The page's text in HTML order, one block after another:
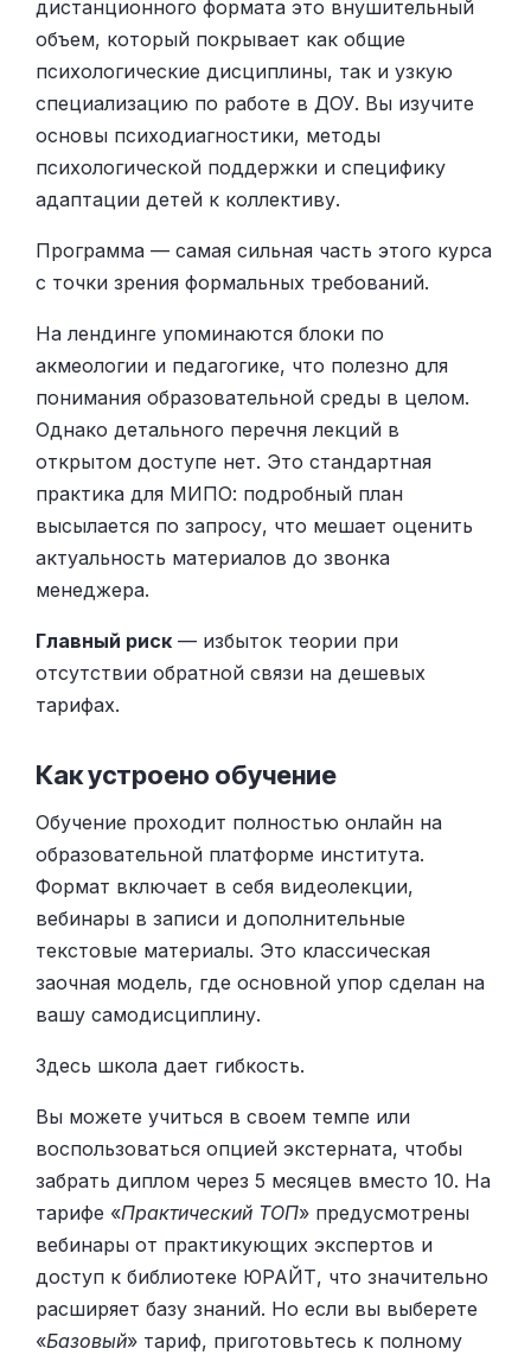
дистанционного формата это внушительный
объем, который покрывает как общие
психологические дисциплины, так и узкую
специализацию по работе в ДОУ. Вы изучите
основы психодиагностики, методы
психологической поддержки и специфику
адаптации детей к коллективу.
Программа — самая сильная часть этого курса
с точки зрения формальных требований.
На лендинге упоминаются блоки по
акмеологии и педагогике, что полезно для
понимания образовательной среды в целом.
Однако детального перечня лекций в
открытом доступе нет. Это стандартная
практика для МИПО: подробный план
высылается по запросу, что мешает оценить
актуальность материалов до звонка
менеджера.
Главный риск — избыток теории при
отсутствии обратной связи на дешевых
тарифах.
Как устроено обучение
Обучение проходит полностью онлайн на
образовательной платформе института.
Формат включает в себя видеолекции,
вебинары в записи и дополнительные
текстовые материалы. Это классическая
заочная модель, где основной упор сделан на
вашу самодисциплину.
Здесь школа дает гибкость.
Вы можете учиться в своем темпе или
воспользоваться опцией экстерната, чтобы
забрать диплом через 5 месяцев вместо 10. На
тарифе «Практический ТОП» предусмотрены
вебинары от практикующих экспертов и
доступ к библиотеке ЮРАЙТ, что значительно
расширяет базу знаний. Но если вы выберете
«Базовый» тариф, приготовьтесь к полному